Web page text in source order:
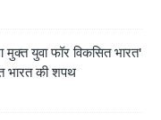
मुक्त युवा फॉर विकसित भारत'
भारत की शपथ